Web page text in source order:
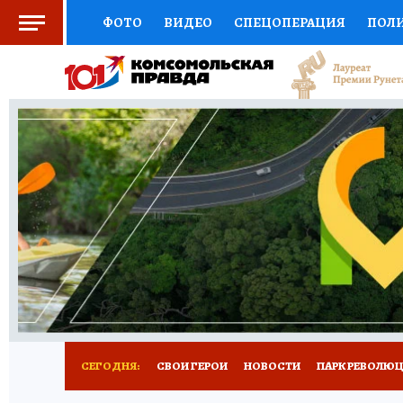
ФОТО ВИДЕО СПЕЦОПЕРАЦИЯ
СОЦПОДДЕРЖКА НАУКА СПОРТ
ВЫБОР ЭКСПЕРТОВ ДОКТОР
КНИЖНАЯ ПОЛКА ПРОГНОЗЫ НА СПОРТ
ПРЕСС-ЦЕНТР НЕДВИЖИМОСТЬ
ВСЕ О КП РАДИО КП РЕКЛАМА ТЕСТЫ
СЕГОДНЯ: СВОИ ГЕРОИ НОВОСТИ ПАРК